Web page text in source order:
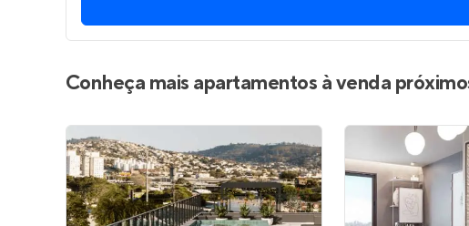
Conheça mais apartamentos à venda